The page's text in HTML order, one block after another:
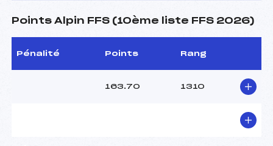
Points Alpin FFS (10ème liste FFS 2026)
Pénalité Points Rang
163.70 1310